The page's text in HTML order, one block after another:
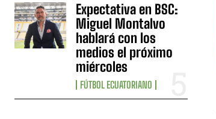
Expectativa en BSC:
Miguel Montalvo
hablará con los
medios el próximo
miércoles
FÚTBOL ECUATORIANO